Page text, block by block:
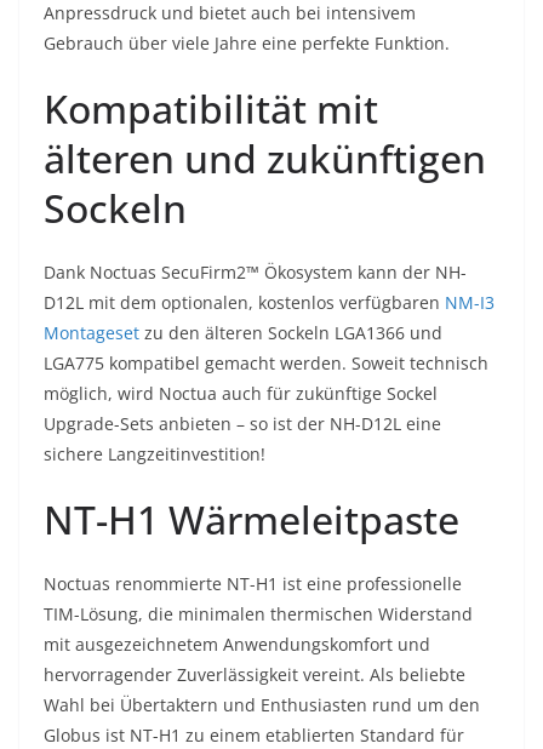
Anpressdruck und bietet auch bei intensivem
Gebrauch über viele Jahre eine perfekte Funktion.
Kompatibilität mit
älteren und zukünftigen
Sockeln
Dank Noctuas SecuFirm2™ Ökosystem kann der NH-
D12L mit dem optionalen, kostenlos verfügbaren NM-I3
Montageset zu den älteren Sockeln LGA1366 und
LGA775 kompatibel gemacht werden. Soweit technisch
möglich, wird Noctua auch für zukünftige Sockel
Upgrade-Sets anbieten – so ist der NH-D12L eine
sichere Langzeitinvestition!
NT-H1 Wärmeleitpaste
Noctuas renommierte NT-H1 ist eine professionelle
TIM-Lösung, die minimalen thermischen Widerstand
mit ausgezeichnetem Anwendungskomfort und
hervorragender Zuverlässigkeit vereint. Als beliebte
Wahl bei Übertaktern und Enthusiasten rund um den
Globus ist NT-H1 zu einem etablierten Standard für